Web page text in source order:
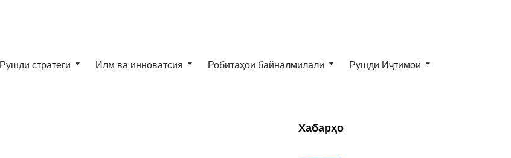
Рушди стратегӣ Илм ва инноватсия Робитаҳои байналмилалӣ Рушди Иҷтимоӣ
Хабарҳо